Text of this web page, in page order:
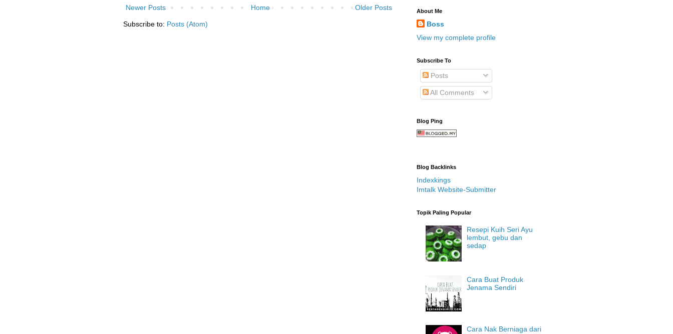
Newer Posts Older Posts
Home
Subscribe to: Posts (Atom)
About Me
Boss
View my complete profile
Subscribe To
Posts
All Comments
Blog Ping
Blog Backlinks
Indexkings
Imtalk Website-Submitter
Topik Paling Popular
Resepi Kuih Seri Ayu
lembut, gebu dan
sedap
Cara Buat Produk
Jenama Sendiri
Cara Nak Berniaga dari